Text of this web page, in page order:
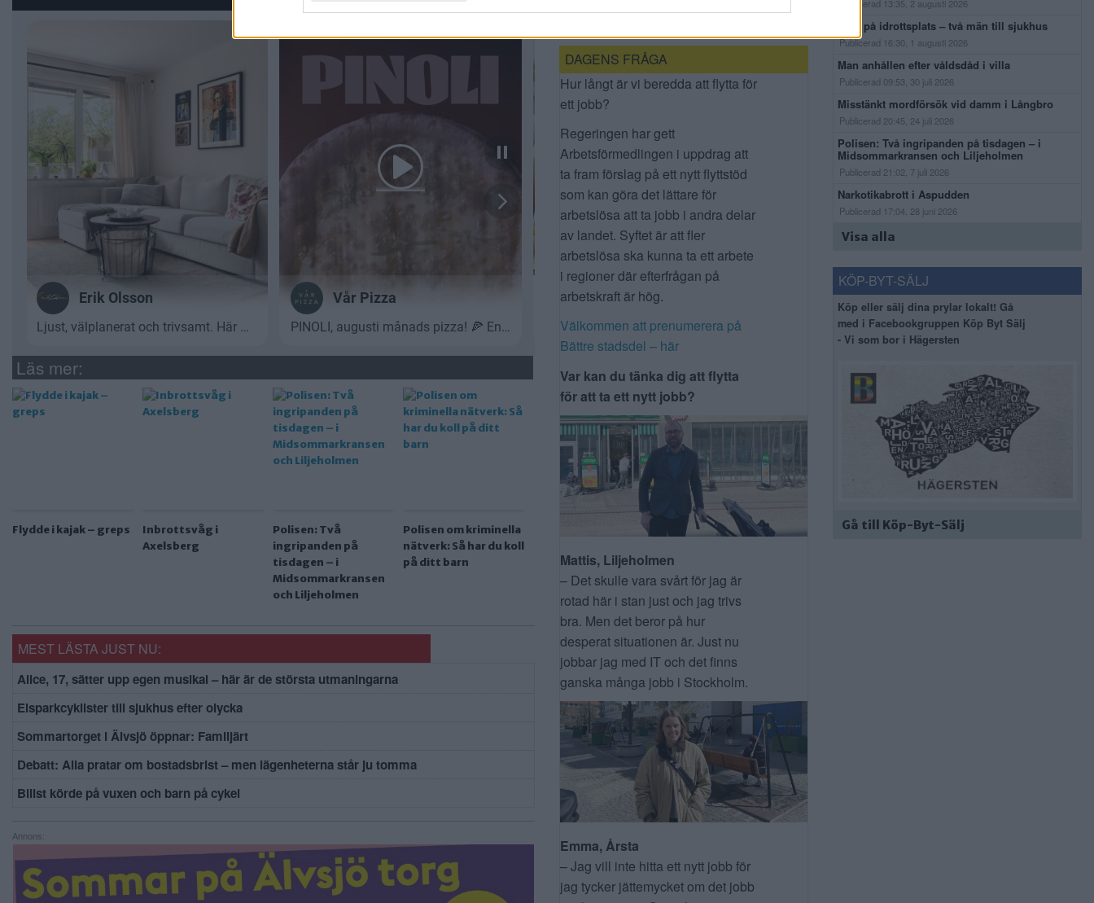
Läs mer:
Flydde i kajak – greps
Inbrottsvåg i
Axelsberg
Polisen: Två
ingripanden på
tisdagen – i
Midsommarkransen
och Liljeholmen
Polisen om kriminella
nätverk: Så har du koll
på ditt barn
MEST LÄSTA JUST NU:
Alice, 17, sätter upp egen musikal – här är de största utmaningarna
Elsparkcyklister till sjukhus efter olycka
Sommartorget i Älvsjö öppnar: Familjärt
Debatt: Alla pratar om bostadsbrist – men lägenheterna står ju tomma
Bilist körde på vuxen och barn på cykel
Annons:
DAGENS FRÅGA
Hur långt är vi beredda att flytta för
ett jobb?
Regeringen har gett
Arbetsförmedlingen i uppdrag att
ta fram förslag på ett nytt flyttstöd
som kan göra det lättare för
arbetslösa att ta jobb i andra delar
av landet. Syftet är att fler
arbetslösa ska kunna ta ett arbete
i regioner där efterfrågan på
arbetskraft är hög.
Välkommen att prenumerera på
Bättre stadsdel – här
Var kan du tänka dig att flytta
för att ta ett nytt jobb?
Mattis, Liljeholmen
– Det skulle vara svårt för jag är
rotad här i stan just och jag trivs
bra. Men det beror på hur
desperat situationen är. Just nu
jobbar jag med IT och det finns
ganska många jobb i Stockholm.
Emma, Årsta
– Jag vill inte hitta ett nytt jobb för
jag tycker jättemycket om det jobb
Publicerad 13:35, 2 augusti 2026
Bråk på idrottsplats – två män till sjukhus
Publicerad 16:30, 1 augusti 2026
Man anhållen efter våldsdåd i villa
Publicerad 09:53, 30 juli 2026
Misstänkt mordförsök vid damm i Långbro
Publicerad 20:45, 24 juli 2026
Polisen: Två ingripanden på tisdagen – i
Midsommarkransen och Liljeholmen
Publicerad 21:02, 7 juli 2026
Narkotikabrott i Aspudden
Publicerad 17:04, 28 juni 2026
Visa alla
KÖP-BYT-SÄLJ
Köp eller sälj dina prylar lokalt! Gå
med i Facebookgruppen Köp Byt Sälj
- Vi som bor i Hägersten
Gå till Köp-Byt-Sälj